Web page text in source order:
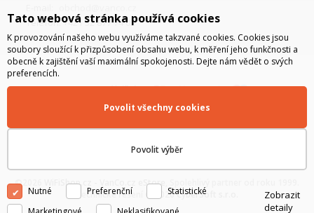
Telefon: +421 32 877 74 02
©2026 WiFiShop.cz - VanCo.cz eStore
Technické řešení © 2026CyberSoft s.r.o.
Tato webová stránka používá cookies
K provozování našeho webu využíváme takzvané cookies. Cookies jsou
soubory sloužící k přizpůsobení obsahu webu, k měření jeho funkčnosti a
obecně k zajištění vaší maximální spokojenosti. Dejte nám vědět o svých
preferencích.
Povolit výběr
Povolit všechny cookies
Nutné Preferenční
Statistické
Zobrazit
detaily